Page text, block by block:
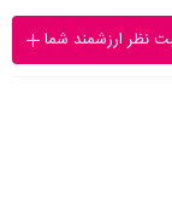
نظر ارزشمند شما